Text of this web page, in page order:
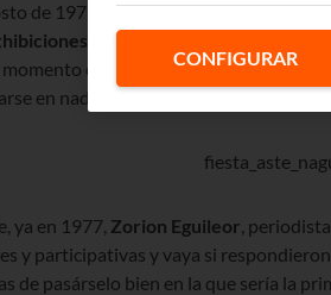
de 1973, cuando unos grandes
gratuitas de Herri Kirolak
quedó en el aire que sería
en nada concreto.
ya en 1977, Zorion Eguileor ,
y participativas y vaya si
de pasárselo bien en la que sería la
CONFIGURAR